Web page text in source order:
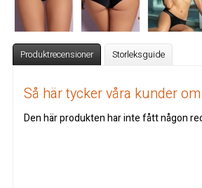
Produktrecensioner Storleksguide
Så här tycker våra kunder
Den här produkten har inte fått någon